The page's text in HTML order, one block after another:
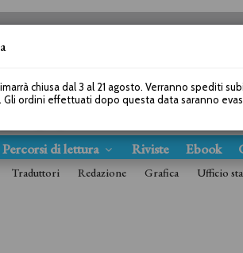
Percorsi di lettura Riviste Ebook
Traduttori Redazione Grafica Ufficio
chiusa dal 3 al 21 agosto. Verranno spediti
Gli ordini effettuati dopo questa data saranno